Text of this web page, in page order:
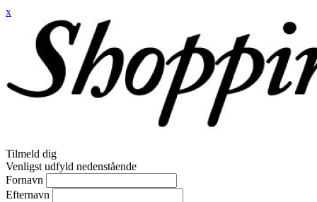
x
Tilmeld dig
Venligst udfyld nedenstående
Fornavn
Efternavn